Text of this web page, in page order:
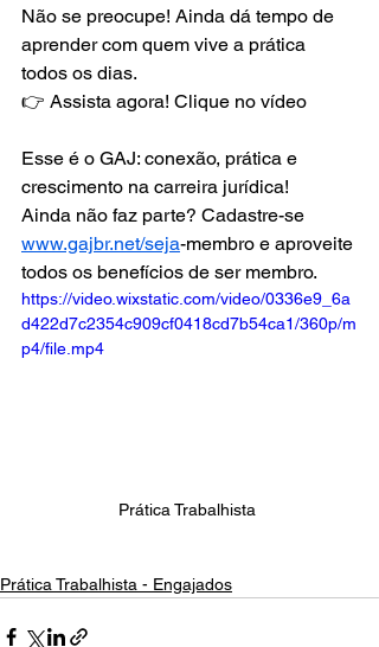
Não se preocupe! Ainda dá tempo de
aprender com quem vive a prática
todos os dias.
👉 Assista agora! Clique no vídeo
Esse é o GAJ: conexão, prática e
crescimento na carreira jurídica!
Ainda não faz parte? Cadastre-se
www.gajbr.net/seja-membro e aproveite
todos os benefícios de ser membro.
https://video.wixstatic.com/video/0336e9_6a
d422d7c2354c909cf0418cd7b54ca1/360p/m
p4/file.mp4
Prática Trabalhista
Prática Trabalhista - Engajados